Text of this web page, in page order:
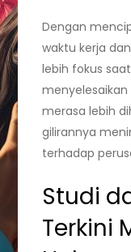
Dengan
waktu kerja
lebih fokus
merasa lebih
gilirannya
terhadap
Studi
Terkini